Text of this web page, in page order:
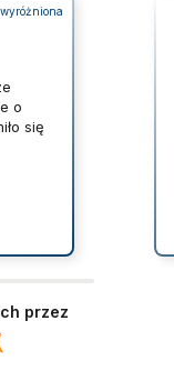
wyróżniona
o
się
przez